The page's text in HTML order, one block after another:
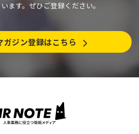
ます。ぜひご登録ください。
ガジン登録はこちら